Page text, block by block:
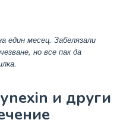
един месец. Забелязали
но все пак да
и други